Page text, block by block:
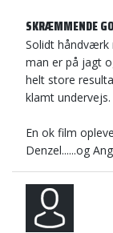
SKRÆMMENDE
Solidt håndværk
man er på jagt
helt store
klamt undervejs.
En ok film
Denzel......og